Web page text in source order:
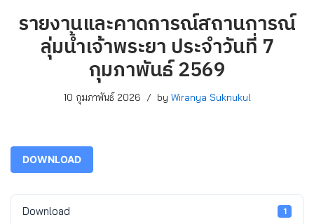
รายงานและคาดการณ์สถานการณ์
ลุ่มน้ำเจ้าพระยา ประจำวันที่ 7
กุมภาพันธ์ 2569
10 กุมภาพันธ์ 2026 by Wiranya Suknukul
DOWNLOAD
Download 1